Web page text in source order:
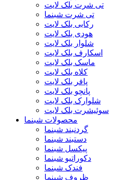
تی شرت بلک لایت
تی شرت شبنما
رکابی بلک لایت
هودی بلک لایت
شلوار بلک لایت
اسکارف بلک لایت
ماسک بلک لایت
کلاه بلک لایت
پافر بلک لایت
پانچو بلک لایت
شلوارک بلک لایت
سوئیشرت بلک لایت
محصولات شبنما
گردنبند شبنما
دستبند شبنما
پیکسل شبنما
دکوراتیو شبنما
فندک شبنما
ظروف شبنما